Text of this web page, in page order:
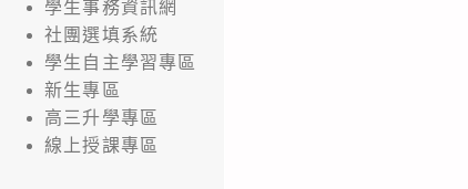
學生事務資訊網
社團選填系統
學生自主學習專區
新生專區
高三升學專區
線上授課專區